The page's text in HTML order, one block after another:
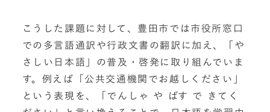
こうした課題に対して、豊田市では市役所窓口
での多言語通訳や行政文書の翻訳に加え、「や
さしい日本語」の普及・啓発に取り組んでいま
す。例えば「公共交通機関でお越しください」
という表現を、「でんしゃ や ばす で きてく